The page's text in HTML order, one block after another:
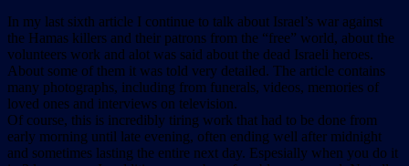
In my last sixth article I continue to talk about Israel’s war against
the Hamas killers and their patrons from the “free” world, about the
volunteers work and alot was said about the dead Israeli heroes.
About some of them it was told very detailed. The article contains
many photographs, including from funerals, videos, memories of
loved ones and interviews on television.
Of course, this is incredibly tiring work that had to be done from
early morning until late evening, often ending well after midnight
and sometimes lasting the entire next day. Espesially when you do it